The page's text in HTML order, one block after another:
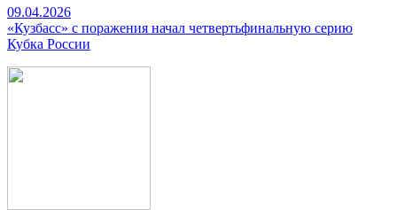
09.04.2026
«Кузбасс» с поражения начал четвертьфинальную серию
Кубка России